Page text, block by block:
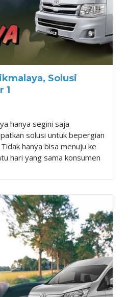
Solusi
1
hanya segini saja
solusi untuk bepergian
hanya bisa menuju ke
hari yang sama konsumen